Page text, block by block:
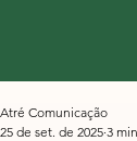
Atré Comunicação
25 de set. de 2025 3